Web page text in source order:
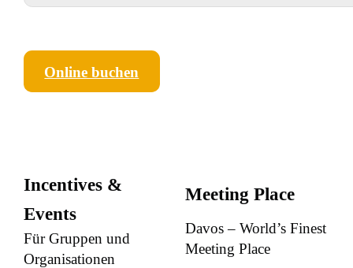
Online buchen
Incentives &
Events
Für Gruppen und
Organisationen
Meeting Place
Davos – World’s Finest
Meeting Place